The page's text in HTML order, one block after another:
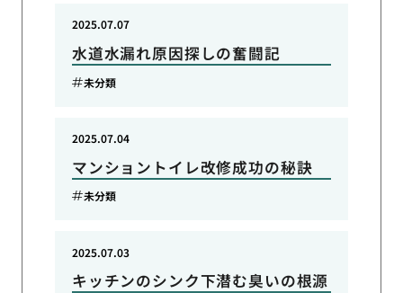
水道水漏れ原因探しの奮闘記
2025.07.07
未分類
マンショントイレ改修成功の秘訣
2025.07.04
未分類
キッチンのシンク下潜む臭いの根源
2025.07.03